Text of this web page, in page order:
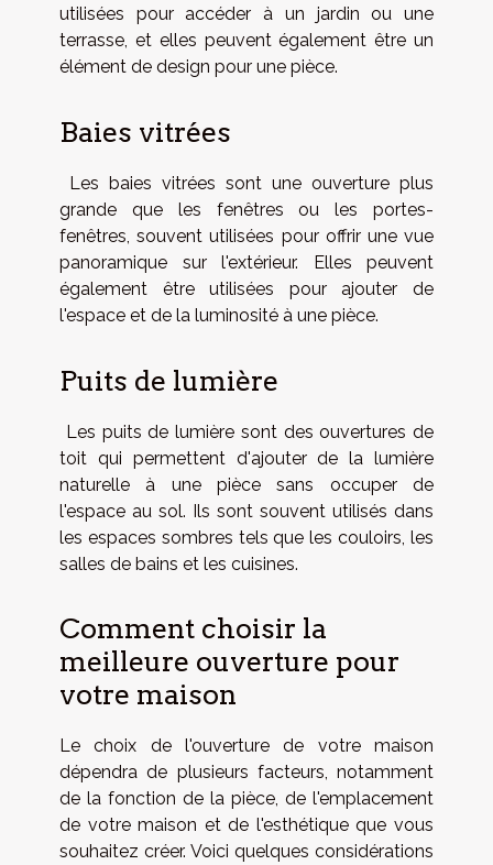
utilisées pour accéder à un jardin ou une
terrasse, et elles peuvent également être un
élément de design pour une pièce.
Baies vitrées
Les baies vitrées sont une ouverture plus
grande que les fenêtres ou les portes-
fenêtres, souvent utilisées pour offrir une vue
panoramique sur l'extérieur. Elles peuvent
également être utilisées pour ajouter de
l'espace et de la luminosité à une pièce.
Puits de lumière
Les puits de lumière sont des ouvertures de
toit qui permettent d'ajouter de la lumière
naturelle à une pièce sans occuper de
l'espace au sol. Ils sont souvent utilisés dans
les espaces sombres tels que les couloirs, les
salles de bains et les cuisines.
Comment choisir la
meilleure ouverture pour
votre maison
Le choix de l'ouverture de votre maison
dépendra de plusieurs facteurs, notamment
de la fonction de la pièce, de l'emplacement
de votre maison et de l'esthétique que vous
souhaitez créer. Voici quelques considérations